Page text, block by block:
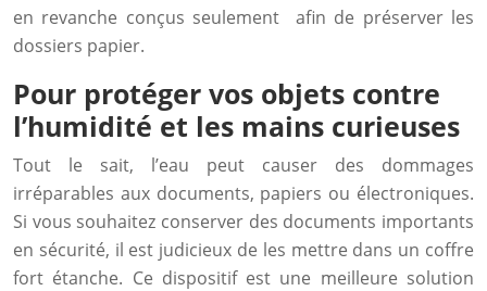
en revanche conçus seulement afin de préserver les
dossiers papier.
Pour protéger vos objets contre
l’humidité et les mains curieuses
Tout le sait, l’eau peut causer des dommages
irréparables aux documents, papiers ou électroniques.
Si vous souhaitez conserver des documents importants
en sécurité, il est judicieux de les mettre dans un coffre
fort étanche. Ce dispositif est une meilleure solution